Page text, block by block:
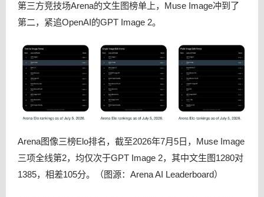
第三方竞技场Arena的文生图榜单上，Muse Image冲到了
第二，紧追OpenAI的GPT Image 2。
Arena图像三榜Elo排名，截至2026年7月5日，Muse Image
三项全线第2，均仅次于GPT Image 2，其中文生图1280对
1385，相差105分。（图源：Arena AI Leaderboard）